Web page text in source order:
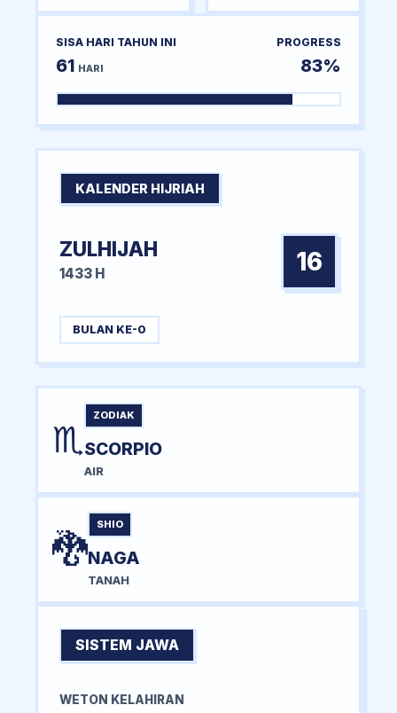
SISA HARI TAHUN INI
61 HARI
PROGRESS
83%
KALENDER HIJRIAH
ZULHIJAH
1433 H 16
BULAN KE-0
♏
ZODIAK
SCORPIO
AIR
🐉
SHIO
NAGA
TANAH
SISTEM JAWA
WETON KELAHIRAN